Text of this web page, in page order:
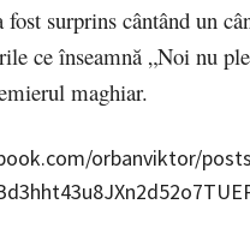
surprins cântând un
ce înseamnă „Noi nu
maghiar.
orbanviktor/